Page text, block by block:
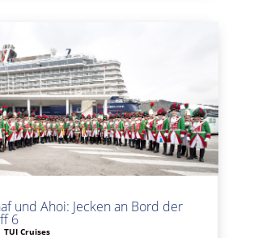
und Ahoi: Jecken an Bord der
6
TUI Cruises